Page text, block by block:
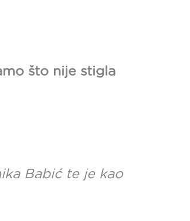
što nije stigla
Babić te je kao